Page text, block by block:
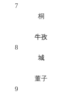
7
桐
8
牛孜
城
9
董子